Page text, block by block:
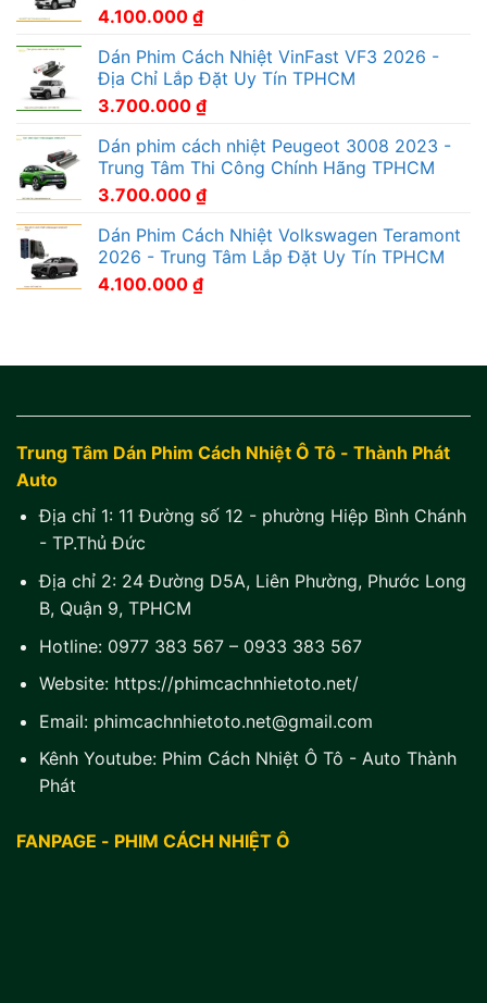
4.100.000 ₫
Dán Phim Cách Nhiệt VinFast VF3 2026 -
Địa Chỉ Lắp Đặt Uy Tín TPHCM
3.700.000 ₫
Dán phim cách nhiệt Peugeot 3008 2023 -
Trung Tâm Thi Công Chính Hãng TPHCM
3.700.000 ₫
Dán Phim Cách Nhiệt Volkswagen Teramont
2026 - Trung Tâm Lắp Đặt Uy Tín TPHCM
4.100.000 ₫
Trung Tâm Dán Phim Cách Nhiệt Ô Tô - Thành Phát
Auto
Địa chỉ 1: 11 Đường số 12 - phường Hiệp Bình Chánh
- TP.Thủ Đức
Địa chỉ 2: 24 Đường D5A, Liên Phường, Phước Long
B, Quận 9, TPHCM
Hotline: 0977 383 567– 0933 383 567
Website: https://phimcachnhietoto.net/
Email: phimcachnhietoto.net@gmail.com
Kênh Youtube: Phim Cách Nhiệt Ô Tô - Auto Thành
Phát
FANPAGE - PHIM CÁCH NHIỆT Ô